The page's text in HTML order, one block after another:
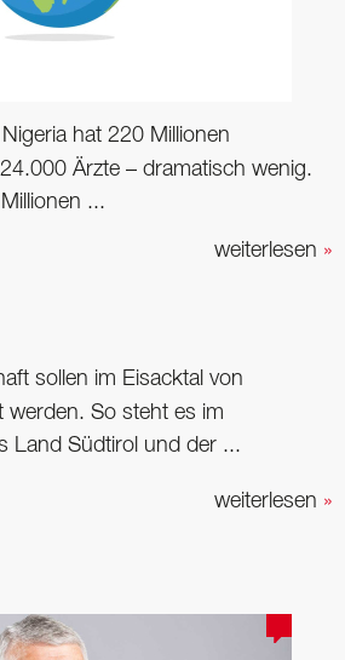
Nigeria hat 220 Millionen
Ärzte – dramatisch wenig.
...
weiterlesen »
sollen im Eisacktal von
­werden. So steht es im
Land Südtirol und der ...
weiterlesen »